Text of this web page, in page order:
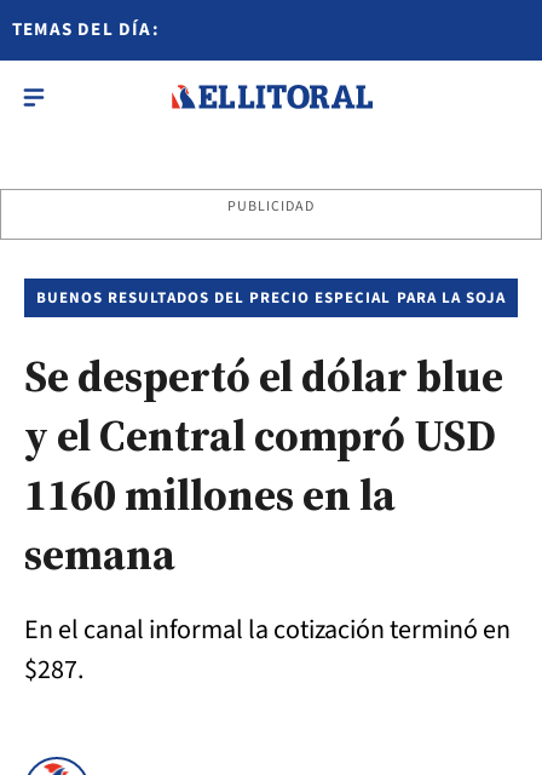
TEMAS DEL DÍA:
PUBLICIDAD
BUENOS RESULTADOS DEL PRECIO ESPECIAL PARA LA SOJA
Se despertó el dólar blue
y el Central compró USD
1160 millones en la
semana
En el canal informal la cotización terminó en
$287.